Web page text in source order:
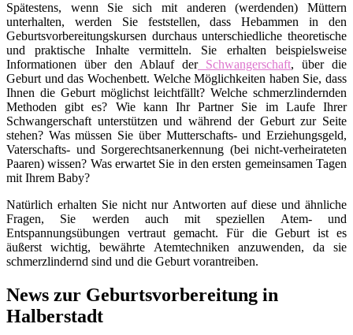
Spätestens, wenn Sie sich mit anderen (werdenden) Müttern
unterhalten, werden Sie feststellen, dass Hebammen in den
Geburtsvorbereitungskursen durchaus unterschiedliche theoretische
und praktische Inhalte vermitteln. Sie erhalten beispielsweise
Informationen über den Ablauf derSchwangerschaft, über die
Geburt und das Wochenbett. Welche Möglichkeiten haben Sie, dass
Ihnen die Geburt möglichst leichtfällt? Welche schmerzlindernden
Methoden gibt es? Wie kann Ihr Partner Sie im Laufe Ihrer
Schwangerschaft unterstützen und während der Geburt zur Seite
stehen? Was müssen Sie über Mutterschafts- und Erziehungsgeld,
Vaterschafts- und Sorgerechtsanerkennung (bei nicht-verheirateten
Paaren) wissen? Was erwartet Sie in den ersten gemeinsamen Tagen
mit Ihrem Baby?
Natürlich erhalten Sie nicht nur Antworten auf diese und ähnliche
Fragen, Sie werden auch mit speziellen Atem- und
Entspannungsübungen vertraut gemacht. Für die Geburt ist es
äußerst wichtig, bewährte Atemtechniken anzuwenden, da sie
schmerzlindernd sind und die Geburt vorantreiben.
News zur Geburtsvorbereitung in
Halberstadt